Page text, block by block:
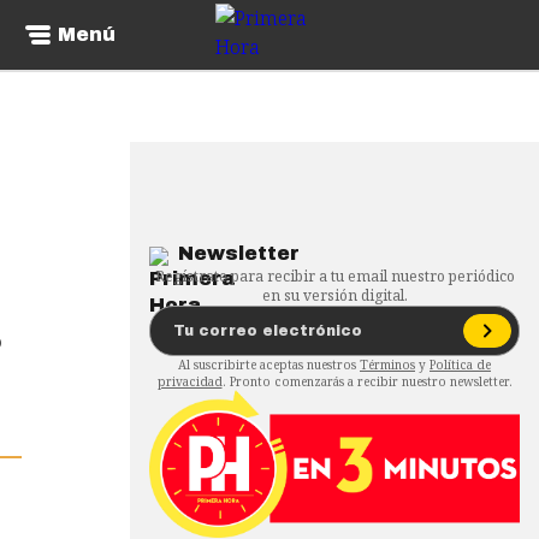
Menú
Newsletter
Regístrate para recibir a tu email nuestro periódico
en su versión digital.
Al suscribirte aceptas nuestros Términos y Política de
privacidad. Pronto comenzarás a recibir nuestro newsletter.